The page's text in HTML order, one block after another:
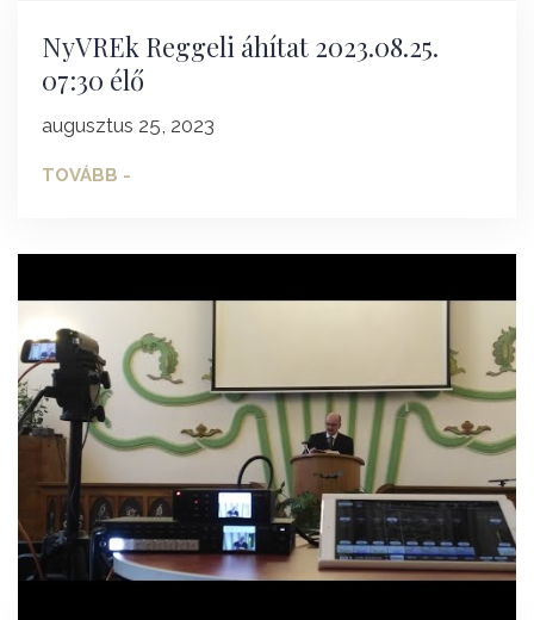
NyVREk Reggeli áhítat 2023.08.25.
07:30 élő
augusztus 25, 2023
TOVÁBB -